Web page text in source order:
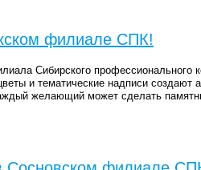
филиале СПК!
Сибирского
и тематические надписи создают
желающий может сделать